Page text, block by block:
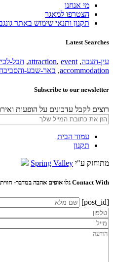
מי אנחנו
הצטרפו למאגר
תקנון ותנאי שימוש באתר
Latest Searches
עין-חצבה,
attraction, event
, חבל-
accommodation
, באר-שבע-
Subscribe to our newsletter
רוצים לקבל עדכונים על הופעות
עמוד הבית
תקנון
מתוחזק ע"י Spring Valley
Contact With גלו אופים אהבה במדבר- חווית אירוח קולינרי
[post_id]